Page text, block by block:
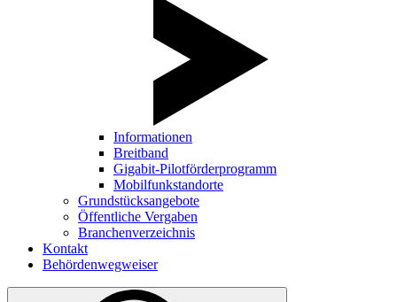
Informationen
Breitband
Gigabit-Pilotförderprogramm
Mobilfunkstandorte
Grundstücksangebote
Öffentliche Vergaben
Branchenverzeichnis
Kontakt
Behördenwegweiser